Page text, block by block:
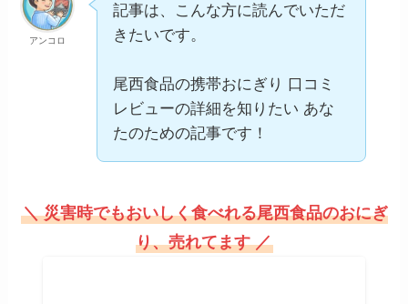
アンコロ
記事は、こんな方に読んでいただ
きたいです。
尾西食品の携帯おにぎり 口コミ
レビューの詳細を知りたい あな
たのための記事です！
＼ 災害時でもおいしく食べれる尾西食品のおにぎ
り、売れてます ／